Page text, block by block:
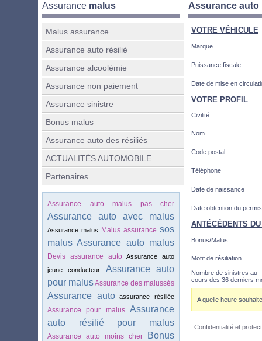
Assurance malus
Malus assurance
Assurance auto résilié
Assurance alcoolémie
Assurance non paiement
Assurance sinistre
Bonus malus
Assurance auto des résiliés
ACTUALITÉS AUTOMOBILE
Partenaires
Assurance auto malus pas cher
Assurance auto avec malus
Assurance malus Malus assurance sos
malus Assurance auto malus
Devis assurance auto
Assurance auto
jeune conducteur
Assurance auto
pour malusAssurance des malussés
Assurance auto assurance résiliée
Assurance pour malus Assurance
auto résilié pour malus
Assurance auto moins cher
Bonus
Assurance auto
VOTRE VÉHICULE
Marque
Puissance fiscale
Date de mise en
VOTRE PROFIL
Civilité
Nom
Code postal
Téléphone
Date de naissance
Date obtention du permis
ANTÉCÉDENTS
Bonus/Malus
Motif de résiliation
Nombre de sinistres au
cours des 36 derniers
A quelle heure
Confidentialité et